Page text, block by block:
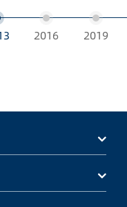
2016 2019